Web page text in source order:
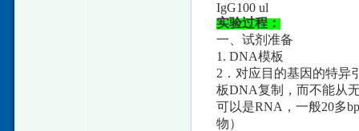
IgG100 ul
实验过程：
一、试剂准备
1. DNA模板
2．对应目的基因的特异
板DNA复制，而不能从
可以是RNA，一般20多
物）